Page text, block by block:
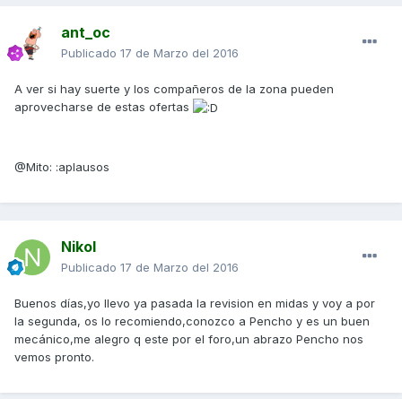
ant_oc
Publicado 17 de Marzo del 2016
A ver si hay suerte y los compañeros de la zona pueden
aprovecharse de estas ofertas
@Mito: :aplausos
Nikol
Publicado 17 de Marzo del 2016
Buenos días,yo llevo ya pasada la revision en midas y voy a por
la segunda, os lo recomiendo,conozco a Pencho y es un buen
mecánico,me alegro q este por el foro,un abrazo Pencho nos
vemos pronto.